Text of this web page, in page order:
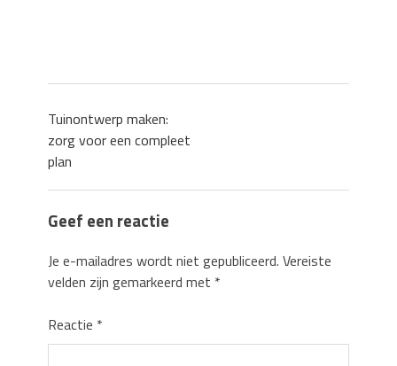
Tuinontwerp maken:
zorg voor een compleet
plan
Geef een reactie
Je e-mailadres wordt niet gepubliceerd. Vereiste
velden zijn gemarkeerd met *
Reactie *